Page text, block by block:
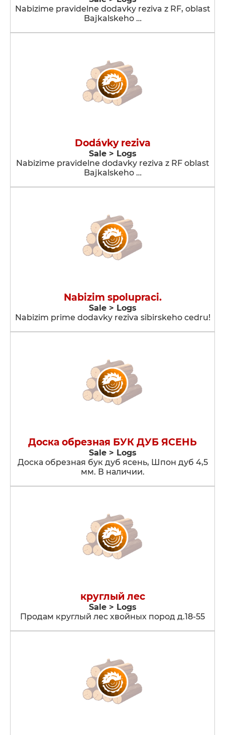
Nabizime pravidelne dodavky reziva z RF, oblast
Bajkalskeho …
Dodávky reziva
Sale > Logs
Nabizime pravidelne dodavky reziva z RF oblast
Bajkalskeho …
Nabizim spolupraci.
Sale > Logs
Nabizim prime dodavky reziva sibirskeho cedru!
Доска обрезная БУК ДУБ ЯСЕНЬ
Sale > Logs
Доска обрезная бук дуб ясень, Шпон дуб 4,5
мм. В наличии.
круглый лес
Sale > Logs
Продам круглый лес хвойных пород д.18-55